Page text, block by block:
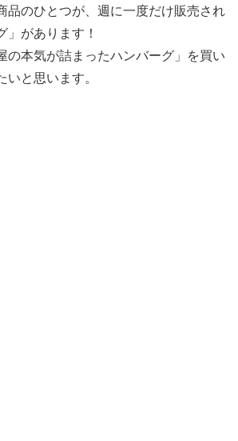
品のひとつが、週に一度だけ販売され
」があります！
の本気が詰まったハンバーグ」を買い
いと思います。